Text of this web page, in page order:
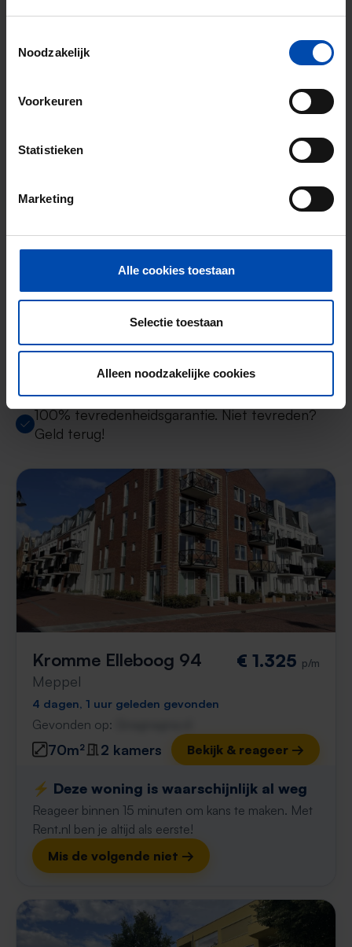
Noodzakelijk
Voorkeuren
Statistieken
Marketing
Alle cookies toestaan
Selectie toestaan
Alleen noodzakelijke cookies
Of zoek gericht op wijk of straal →
Waarom kiezen voor Rent.nl?
15+ jaar ervaring met huur & verhuur
9000+ woningen per maand te huur
woning
Uitstekende helpdesk
100% tevredenheidsgarantie. Niet tevreden?
Geld terug!
Kromme Elleboog 94
Meppel
€ 1.325 p/m
4 dagen, 1 uur geleden gevonden
Gevonden op:
70m² 2 kamers Bekijk & reageer →
⚡️ Deze woning is waarschijnlijk al weg
Reageer binnen 15 minuten om kans te maken. Met
Rent.nl ben je altijd als eerste!
Mis de volgende niet →